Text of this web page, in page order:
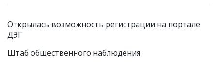
Открылась возможность регистрации на портале
ДЭГ
Штаб общественного наблюдения